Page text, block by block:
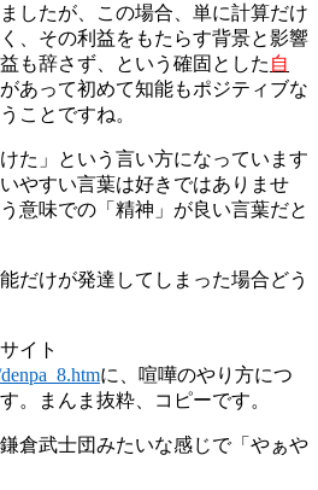
したが、この場合、単に計算だけ
、その利益をもたらす背景と影響
も辞さず、という確固とした 自
があって初めて知能もポジティブな
ことですね。
た」という言い方になっています
やすい言葉は好きではありませ
意味での「精神」が良い言葉だと
だけが発達してしまった場合どう
イト
に、喧嘩のやり方につ
。まんま抜粋、コピーです。
倉武士団みたいな感じで「やぁや